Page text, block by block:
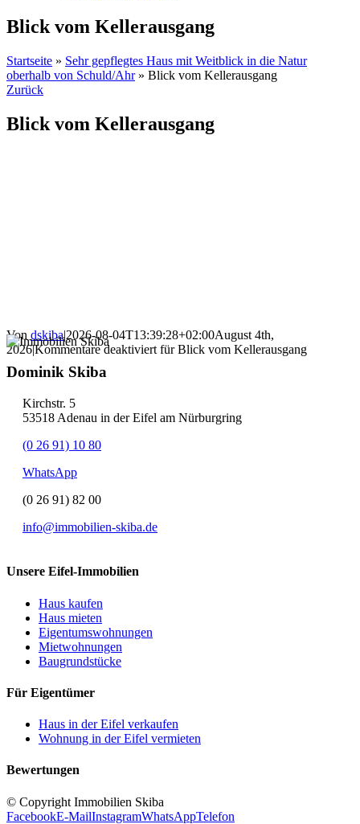
Blick vom Kellerausgang
Startseite » Sehr gepflegtes Haus mit Weitblick in die Natur
oberhalb von Schuld/Ahr» Blick vom Kellerausgang
Zurück
Blick vom Kellerausgang
Von dskiba|2026-08-04T13:39:28+02:00August 4th,
2026|Kommentare deaktiviert für Blick vom Kellerausgang
Dominik Skiba
Kirchstr. 5
53518 Adenau in der Eifel am Nürburgring
(0 26 91) 10 80
WhatsApp
(0 26 91) 82 00
info@immobilien-skiba.de
Unsere Eifel-Immobilien
Haus kaufen
Haus mieten
Eigentumswohnungen
Mietwohnungen
Baugrundstücke
Für Eigentümer
Haus in der Eifel verkaufen
Wohnung in der Eifel vermieten
Bewertungen
© Copyright Immobilien Skiba
FacebookE-MailInstagramWhatsAppTelefon